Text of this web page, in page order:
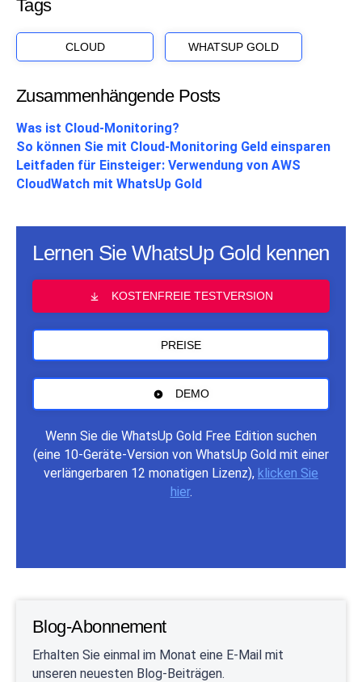
Tags
CLOUD WHATSUP GOLD
Zusammenhängende Posts
Was ist Cloud-Monitoring?
So können Sie mit Cloud-Monitoring Geld einsparen
Leitfaden für Einsteiger: Verwendung von AWS
CloudWatch mit WhatsUp Gold
Lernen Sie WhatsUp Gold kennen
KOSTENFREIE TESTVERSION
PREISE
DEMO
Wenn Sie die WhatsUp Gold Free Edition suchen
(eine 10-Geräte-Version von WhatsUp Gold mit einer
verlängerbaren 12 monatigen Lizenz), klicken Sie
hier.
Blog-Abonnement
Erhalten Sie einmal im Monat eine E-Mail mit
unseren neuesten Blog-Beiträgen.